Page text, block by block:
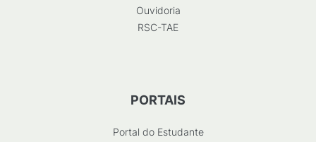
Ouvidoria
RSC-TAE
PORTAIS
Portal do Estudante